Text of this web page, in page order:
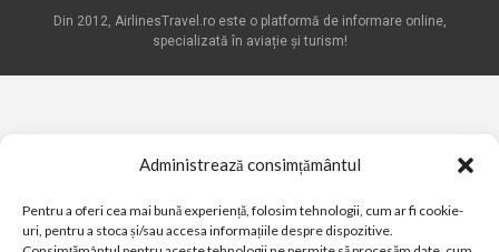
Administrează consimțământul
Pentru a oferi cea mai bună experiență, folosim tehnologii, cum ar fi cookie-
uri, pentru a stoca și/sau accesa informațiile despre dispozitive.
Din 2012, AirlinesTravel.ro este o platformă de informare online,
specializată în aviație și turism!